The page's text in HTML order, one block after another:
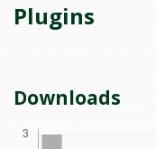
Plugins
Downloads